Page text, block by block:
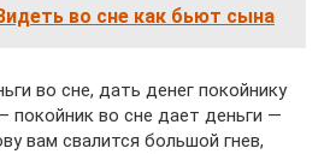
во сне как бьют сына
во сне, дать денег покойнику
покойник во сне дает деньги —
вам свалится большой гнев,